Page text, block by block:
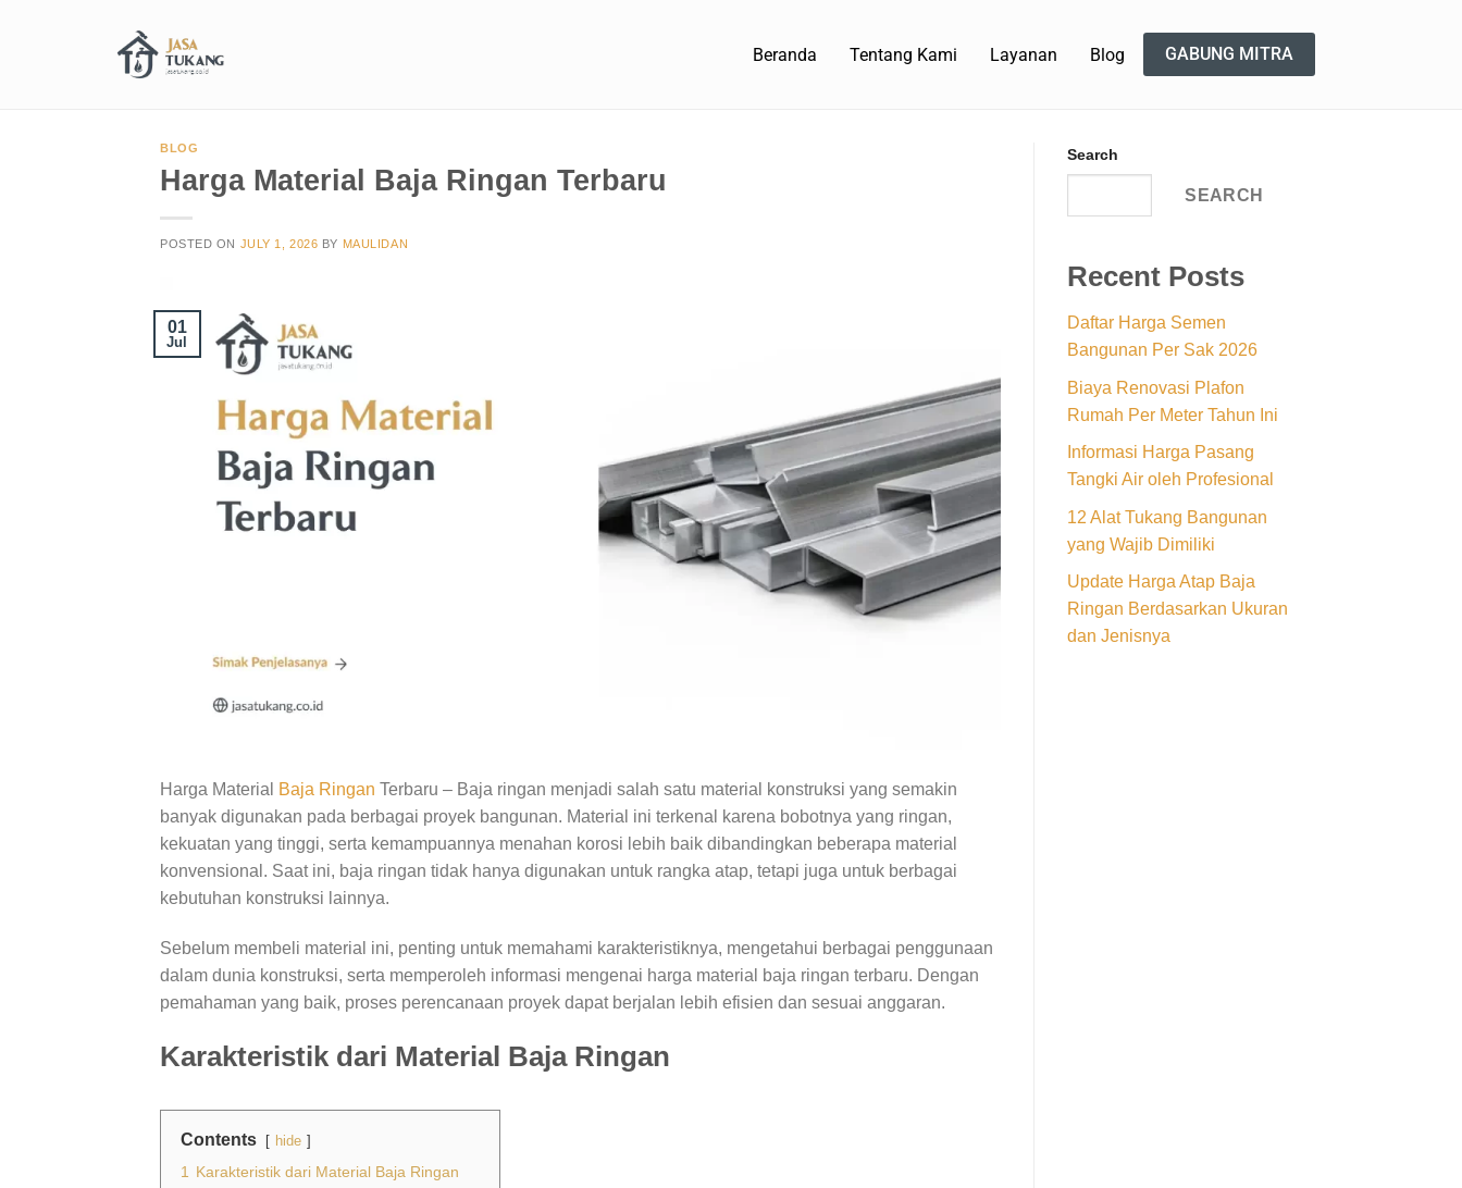
Beranda Tentang Kami Layanan Blog GABUNG MITRA
BLOG
Harga Material Baja Ringan Terbaru
POSTED ON JULY 1, 2026 BY MAULIDAN
01
Jul
Harga Material Baja Ringan Terbaru – Baja ringan menjadi salah satu material konstruksi yang semakin
banyak digunakan pada berbagai proyek bangunan. Material ini terkenal karena bobotnya yang ringan,
kekuatan yang tinggi, serta kemampuannya menahan korosi lebih baik dibandingkan beberapa material
konvensional. Saat ini, baja ringan tidak hanya digunakan untuk rangka atap, tetapi juga untuk berbagai
kebutuhan konstruksi lainnya.
Sebelum membeli material ini, penting untuk memahami karakteristiknya, mengetahui berbagai penggunaan
dalam dunia konstruksi, serta memperoleh informasi mengenai harga material baja ringan terbaru. Dengan
pemahaman yang baik, proses perencanaan proyek dapat berjalan lebih efisien dan sesuai anggaran.
Karakteristik dari Material Baja Ringan
Contents hide
1
Karakteristik dari Material Baja Ringan
Search
SEARCH
Recent Posts
Daftar Harga Semen
Bangunan Per Sak 2026
Biaya Renovasi Plafon
Rumah Per Meter Tahun Ini
Informasi Harga Pasang
Tangki Air oleh Profesional
12 Alat Tukang Bangunan
yang Wajib Dimiliki
Update Harga Atap Baja
Ringan Berdasarkan Ukuran
dan Jenisnya